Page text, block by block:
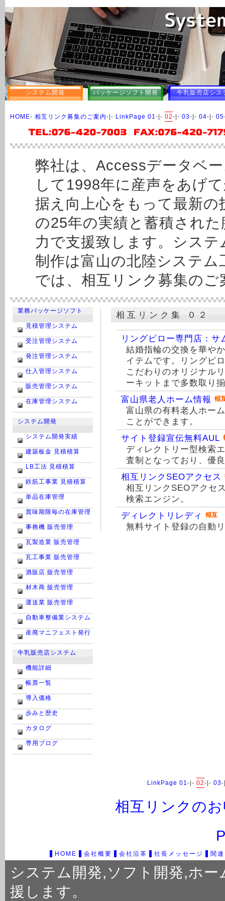
システム開発 パッケージソフト開発 牛乳販売店シス
HOME- 相互リンク募集のご案内-|- LinkPage 01-|- 02-|- 03-|- 04-|- 05
弊社は、Accessデータベ
して1998年に産声をあげ
据え向上心をもって最新
の25年の実績と蓄積され
力で支援致します。シス
制作は富山の北陸システ
では、相互リンク募集の
業務パッケージソフト
見積管理システム
受注管理システム
発注管理システム
仕入管理システム
販売管理システム
在庫管理システム
システム開発
システム開発実績
建築板金 見積積算
LB工法 見積積算
鉄筋工事業 見積積算
単品在庫管理
賞味期限毎の在庫管理
事務機 販売管理
瓦製造業 販売管理
瓦工事業 販売管理
酒販店 販売管理
材木商 販売管理
運送業 販売管理
自動車整備業システム
産廃マニフェスト発行
牛乳販売店システム
機能詳細
帳票一覧
導入価格
歩みと歴史
カタログ
専用ブログ
相互リンク集 ０２
リングピロー専門店：サ
結婚指輪の交換を華や
イテムです。リングピ
こだわりのオリジナル
ーキットまで多数取り
富山県老人ホーム情報
富山県の有料老人ホー
ことができます。
サイト登録宣伝無料AUL
ディレクトリー型検索
査制となっており、優
相互リンクSEOアクセス
相互リンクSEOアクセ
検索エンジン。
ディレクトリレディ
無料サイト登録の自動
LinkPage 01-|- 02-|- 03
相互リンクの
HOME 会社概要 会社沿革 社長メッセージ 関
システム開発, ソフト開発,ホー
援します。